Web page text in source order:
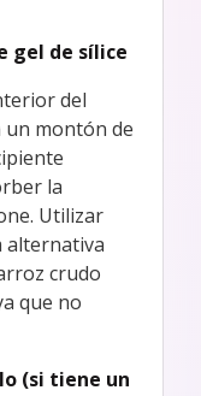
gel de sílice
del
montón de
la
Utilizar
alternativa
crudo
que no
(si tiene un